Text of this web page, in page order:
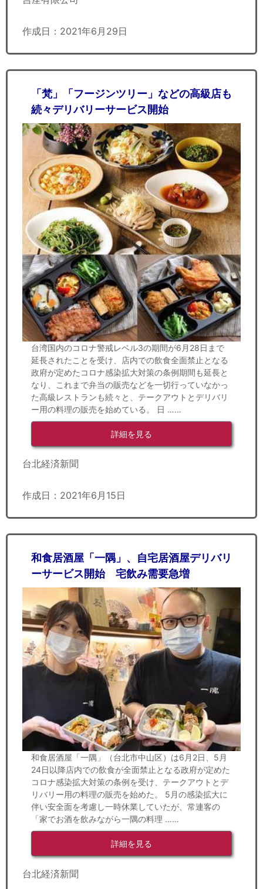
作成日：2021年6月29日
「梵」「フージンツリー」などの高級店も
続々デリバリーサービス開始
台湾国内のコロナ警戒レベル3の期間が6月28日まで
延長されたことを受け、店内での飲食全面禁止となる
政府が定めたコロナ感染拡大対策の条例期間も延長と
なり、これまで弁当の販売などを一切行っていなかっ
た高級レストランも続々と、テークアウトとデリバリ
ー用の料理の販売を始めている。 日 ……
詳細を見る
台北経済新聞
作成日：2021年6月15日
和食居酒屋「一隅」、自宅居酒屋デリバリ
ーサービス開始 宅飲み需要急増
和食居酒屋「一隅」（台北市中山区）は6月2日、5月
24日以降店内での飲食が全面禁止となる政府が定めた
コロナ感染拡大対策の条例を受け、テークアウトとデ
リバリー用の料理の販売を始めた。 5月の感染拡大に
伴い安全面を考慮し一時休業していたが、常連客の
「家でお酒を飲みながら一隅の料理 ……
詳細を見る
台北経済新聞